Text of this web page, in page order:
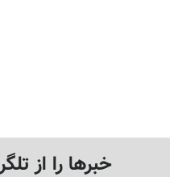
خبرها را از